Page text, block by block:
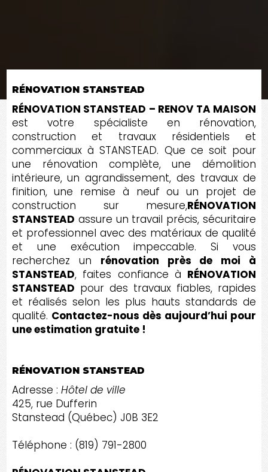
RÉNOVATION STANSTEAD
RÉNOVATION STANSTEAD – RENOV TA MAISON
est votre spécialiste en rénovation,
construction et travaux résidentiels et
commerciaux à STANSTEAD. Que ce soit pour
une rénovation complète, une démolition
intérieure, un agrandissement, des travaux de
finition, une remise à neuf ou un projet de
construction sur mesure,RÉNOVATION
STANSTEAD assure un travail précis, sécuritaire
et professionnel avec des matériaux de qualité
et une exécution impeccable. Si vous
recherchez un rénovation près de moi à
STANSTEAD, faites confiance à RÉNOVATION
STANSTEAD pour des travaux fiables, rapides
et réalisés selon les plus hauts standards de
qualité. Contactez-nous dès aujourd’hui pour
une estimation gratuite !
RÉNOVATION STANSTEAD
Adresse : Hôtel de ville
425, rue Dufferin
Stanstead (Québec) J0B 3E2
Téléphone : (819) 791-2800